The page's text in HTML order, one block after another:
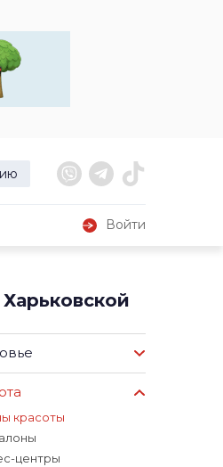
Войти
красоты
центры